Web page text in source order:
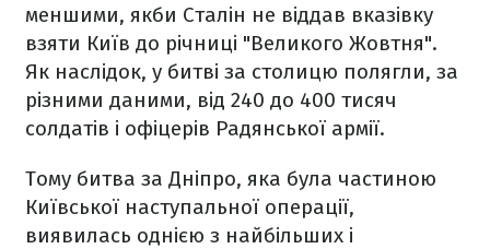
меншими, якби Сталін не віддав вказівку
взяти Київ до річниці "Великого Жовтня".
Як наслідок, у битві за столицю полягли, за
різними даними, від 240 до 400 тисяч
солдатів і офіцерів Радянської армії.
Тому битва за Дніпро, яка була частиною
Київської наступальної операції,
виявилась однією з найбільших і